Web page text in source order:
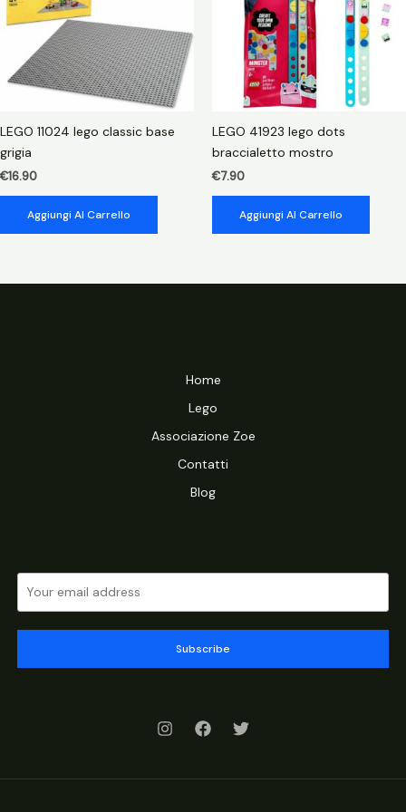
LEGO 11024 lego classic base
grigia
€16.90
Aggiungi Al Carrello
LEGO 41923 lego dots
braccialetto mostro
€7.90
Aggiungi Al Carrello
Home
Lego
Associazione Zoe
Contatti
Blog
Subscribe